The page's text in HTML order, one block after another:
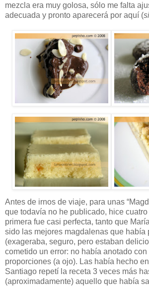
mezcla era muy golosa, sólo me falta
adecuada y pronto aparecerá por aquí (
Antes de irnos de viaje, para unas
que todavía no he publicado, hice
primera fue casi perfecta, tanto que
sido las mejores magdalenas que había
(exageraba, seguro, pero estaban
cometido un error: no había anotado
proporciones (a ojo). Las había hecho en
Santiago repetí la receta 3 veces más
(aproximadamente) aquello que había